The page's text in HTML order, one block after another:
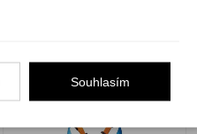
Souhlasím